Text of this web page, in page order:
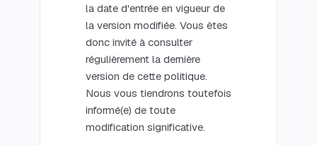
la date d'entrée en vigueur de
la version modifiée. Vous êtes
donc invité à consulter
régulièrement la dernière
version de cette politique.
Nous vous tiendrons toutefois
informé(e) de toute
modification significative.